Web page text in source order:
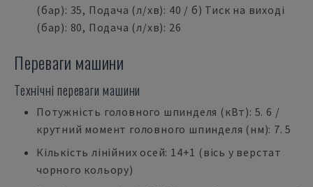
(бар): 35, Подача (л/хв): 40 / б) Тиск на виході
(бар): 80, Подача (л/хв): 26
Переваги машини
Технічні переваги машини
Потужність головного шпинделя (кВт): 5. 6 /
крутний момент головного шпинделя (нм): 7. 5
Кількість лінійних осей: 14+1 (вісь y верстат
чорного кольору)